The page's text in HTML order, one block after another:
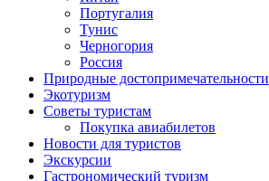
Португалия
Тунис
Черногория
Россия
Природные достопримечательности
Экотуризм
Советы туристам
Покупка авиабилетов
Новости для туристов
Экскурсии
Гастрономический туризм